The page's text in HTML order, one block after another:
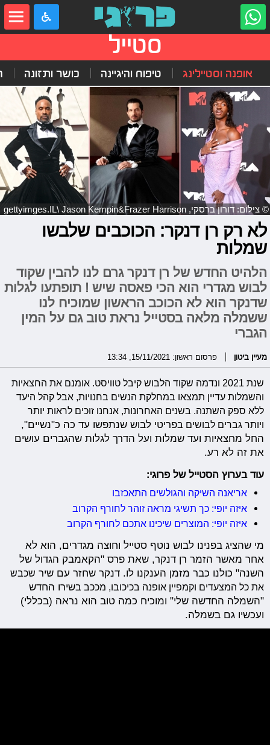
סטייל
אופנה וסטיילינג טיפוח והיגיינה כושר ותזונה
© צילום: דורון ברסקי, gettyimges.IL\ Jason Kempin&Frazer Harrison
לא רק רן דנקר: הכוכבים שלבשו
שמלות
הלהיט החדש של רן דנקר גרם לנו להבין שקוד
לבוש מגדרי הוא הכי פאסה שיש ! תופתעו לגלות
שדנקר הוא לא הכוכב הראשון שמוכיח לנו
ששמלה מלאה בסטייל נראת טוב גם על המין
הגברי
מעיין ביטון פרסום ראשון: 15/11/2021, 13:34
שנת 2021 ונדמה שקוד הלבוש קיבל טוויסט. אומנם את החצאיות
והשמלות עדיין תמצאו במחלקת הנשים בחנויות, אבלקהל היעד
ללא ספק השתנה. בשנים האחרונות, אנחנו זוכים לראות יותר
ויותר גברים לבושים בפריטי לבוש שנתפשו עד כה כ"נשיים",
החל מחצאיות ועד שמלות ועל הדרך לגלות שהגברים עושים
את זה לא רע.
עוד בערוץ הסטייל של פרוגי:
אריאנה השיקה והגולשים התאכזבו
איזה יופי: כך תשיגי מראה זוהר לחורף הקרוב
איזה יופי: המוצרים שיכינו אתכם לחורף הקרוב
מי שהציג בפנינו לבוש נוטף סטייל וחוצה מגדרים, הוא לא
אחר מאשר הזמר רן דנקר, שאת פרס "הקאמבק הגדול של
השנה" כולנו כבר מזמן הענקנו לו. דנקר שחזר עם שיר שכבש
את כל המצעדים וקמפיין אופנה בכיכובו, מככב בשירו החדש
"השמלה החדשה שלי" ומוכיח כמה טוב הוא נראה (בכללי)
ועכשיו גם בשמלה.